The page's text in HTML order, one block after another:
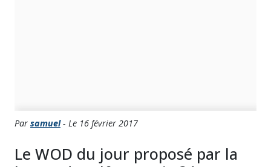
Par samuel- Le 16 février 2017
Le WOD du jour proposé par la